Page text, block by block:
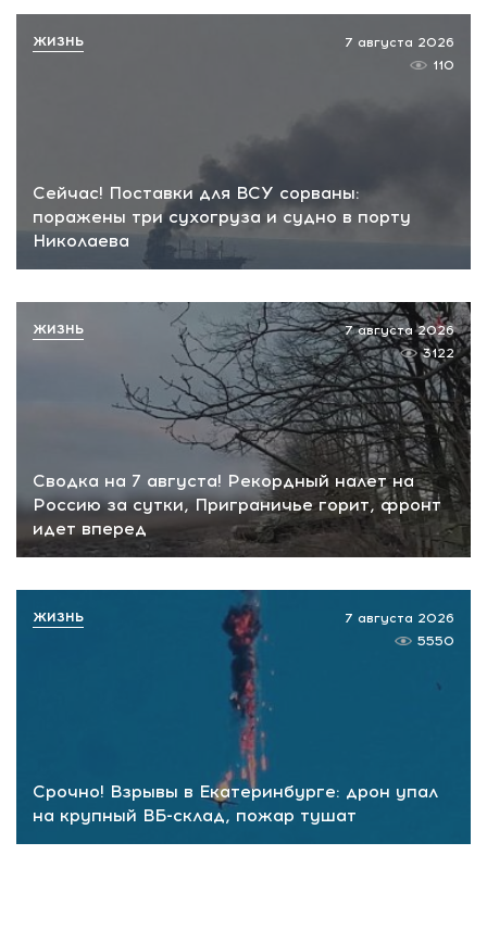
Сейчас! Поставки для ВСУ сорваны:
поражены три сухогруза и судно в порту
Николаева
7 августа 2026
110
ЖИЗНЬ
Сводка на 7 августа! Рекордный налет на
Россию за сутки, Приграничье горит, фронт
идет вперед
7 августа 2026
3122
ЖИЗНЬ
Срочно! Взрывы в Екатеринбурге: дрон упал
на крупный ВБ-склад, пожар тушат
7 августа 2026
5550
ЖИЗНЬ